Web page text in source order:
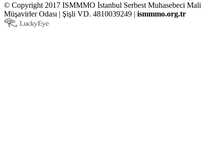
© Copyright 2017 ISMMMO İstanbul Serbest Muhasebeci Mali
Müşavirler Odası | Şişli VD. 4810039249 | ismmmo.org.tr